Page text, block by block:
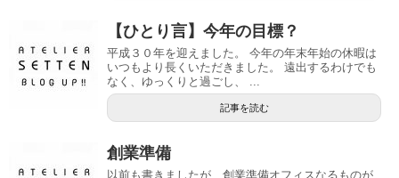
【ひとり言】今年の目標？
平成３０年を迎えました。 今年の年末年始の休暇は
いつもより長くいただきました。 遠出するわけでも
なく、ゆっくりと過ごし、 ...
記事を読む
創業準備
以前も書きましたが、創業準備オフィスなるものが